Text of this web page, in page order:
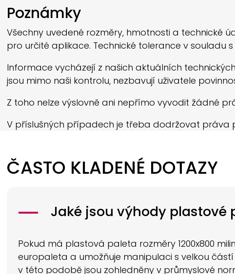
Poznámky
Všechny uvedené rozměry, hmotnosti a technické
pro určité aplikace. Technické tolerance v souladu
Informace vycházejí z našich aktuálních
jsou mimo naši kontrolu, nezbavují uživatele
Z toho nelze výslovně ani nepřímo vyvodit žádné
V příslušných případech je třeba dodržovat práva
ČASTO KLADENÉ DOTAZY
Jaké jsou výhody plastové
Pokud má plastová paleta rozměry 1200x800
europaleta a umožňuje manipulaci s velkou
v této podobě jsou zohledněny v průmyslové